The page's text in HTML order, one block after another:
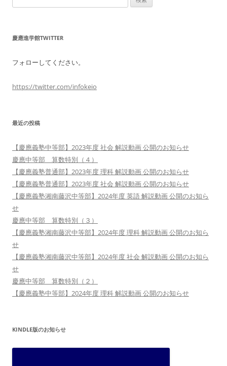
索:
慶應進学館TWITTER
フォローしてください。
https://twitter.com/infokeio
最近の投稿
【慶應義塾中等部】2023年度 社会 解説動画 公開のお知らせ
慶應中等部 算数特別（４）
【慶應義塾普通部】2023年度 理科 解説動画 公開のお知らせ
【慶應義塾普通部】2023年度 社会 解説動画 公開のお知らせ
【慶應義塾湘南藤沢中等部】2024年度 英語 解説動画 公開のお知ら
せ
慶應中等部 算数特別（３）
【慶應義塾湘南藤沢中等部】2024年度 理科 解説動画 公開のお知ら
せ
【慶應義塾湘南藤沢中等部】2024年度 社会 解説動画 公開のお知ら
せ
慶應中等部 算数特別（２）
【慶應義塾中等部】2024年度 理科 解説動画 公開のお知らせ
KINDLE版のお知らせ